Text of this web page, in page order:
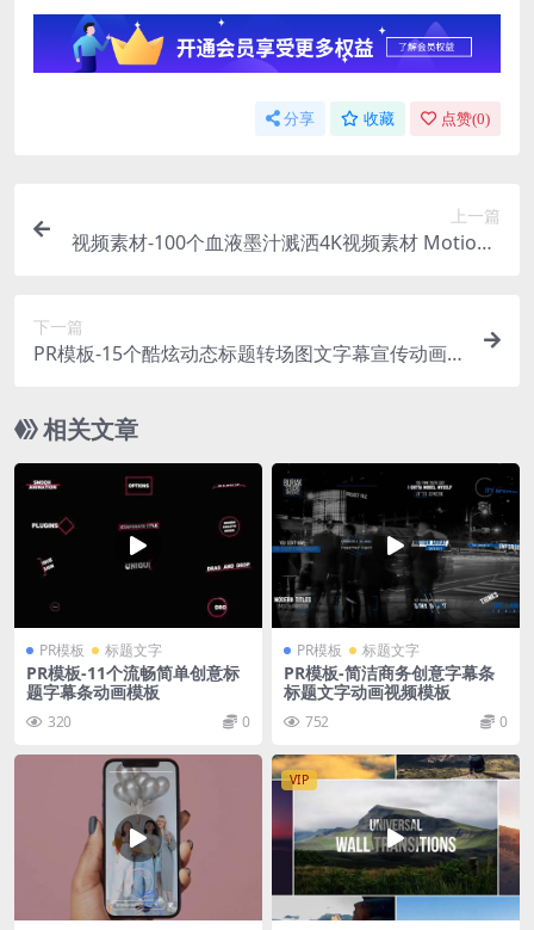
分享 收藏 点赞(0)
上一篇
视频素材-100个血液墨汁溅洒4K视频素材 MotionV
下一篇
PR模板-15个酷炫动态标题转场图文字幕宣传动画
相关文章
PR模板 标题文字
PR模板-11个流畅简单创意标
题字幕条动画模板
320 0
PR模板 标题文字
PR模板-简洁商务创意字幕条
标题文字动画视频模板
752 0
VIP